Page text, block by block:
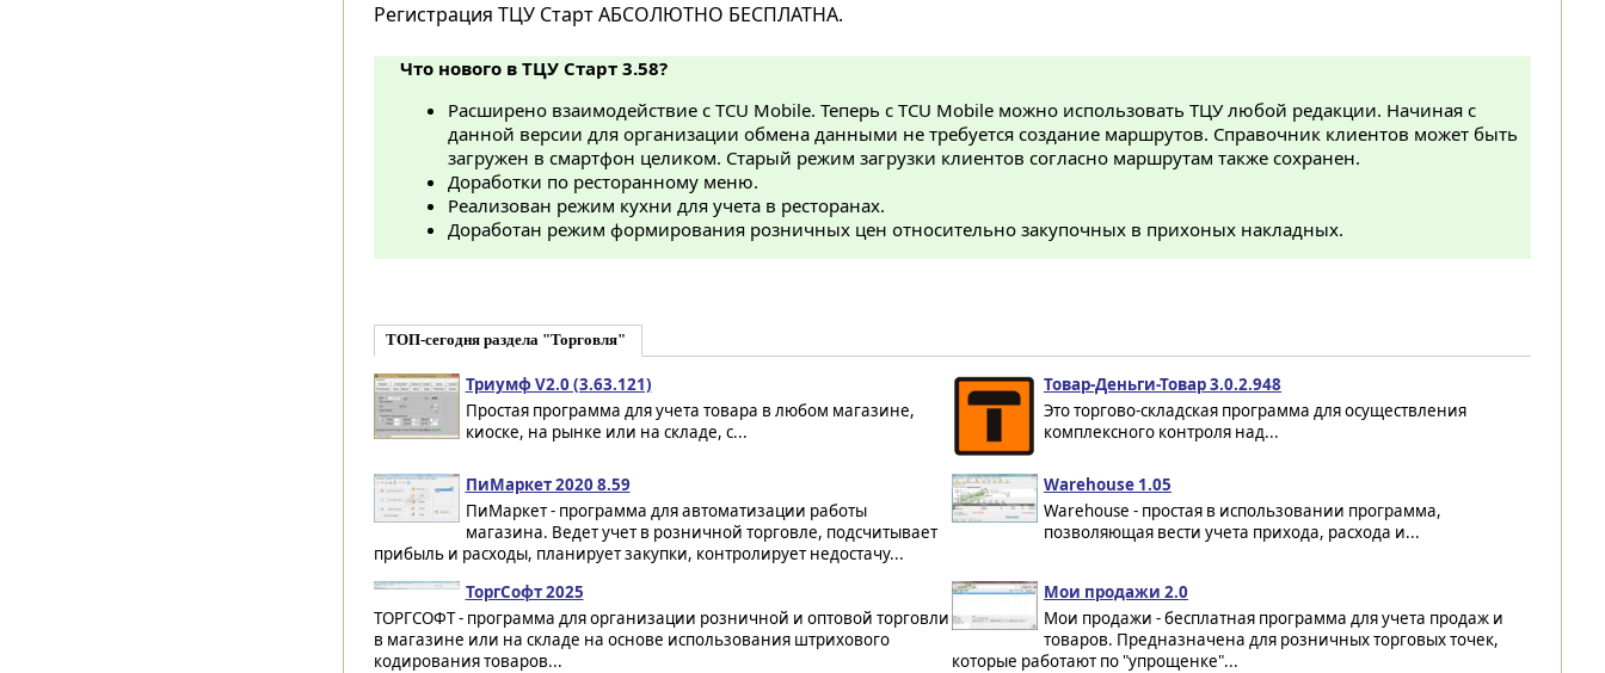
Регистрация ТЦУ Старт АБСОЛЮТНО БЕСПЛАТНА.
Что нового в ТЦУ Старт 3.58?
Расширено взаимодействие с TCU Mobile. Теперь с TCU Mobile можно использовать ТЦУ любой редакции. Начиная с
данной версии для организации обмена данными не требуется создание маршрутов. Справочник клиентов может быть
загружен в смартфон целиком. Старый режим загрузки клиентов согласно маршрутам также сохранен.
Доработки по ресторанному меню.
Реализован режим кухни для учета в ресторанах.
Доработан режим формирования розничных цен относительно закупочных в прихоных накладных.
ТОП-сегодня раздела "Торговля"
Триумф V2.0 (3.63.121)
Простая программа для учета товара в любом магазине,
киоске, на рынке или на складе, с...
Товар-Деньги-Товар 3.0.2.948
Это торгово-складская программа для осуществления
комплексного контроля над...
ПиМаркет 2020 8.59
ПиМаркет - программа для автоматизации работы
магазина. Ведет учет в розничной торговле, подсчитывает
прибыль и расходы, планирует закупки, контролирует недостачу...
Warehouse 1.05
Warehouse - простая в использовании программа,
позволяющая вести учета прихода, расхода и...
ТоргСофт 2025
ТОРГСОФТ - программа для организации розничной и оптовой торговли
в магазине или на складе на основе использования штрихового
кодирования товаров...
Мои продажи 2.0
Мои продажи - бесплатная программа для учета продаж и
товаров. Предназначена для розничных торговых точек,
которые работают по "упрощенке"...